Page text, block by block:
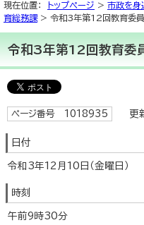
現在位置： トップページ > 市政を身
育総務課> 令和3年第12回教育委
令和3年第12回教育委
ページ番号 1018935 更
日付
令和3年12月10日（金曜日）
時刻
午前9時30分